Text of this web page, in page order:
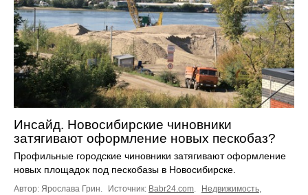
Инсайд. Новосибирские чиновники
затягивают оформление новых пескобаз?
Профильные городские чиновники затягивают оформление
новых площадок под пескобазы в Новосибирске.
Автор: Ярослава Грин. Источник: Babr24.com. Недвижимость,